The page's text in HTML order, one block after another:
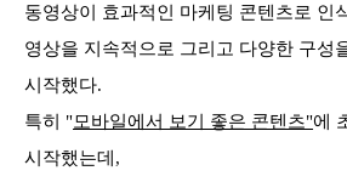
동영상이 효과적인 마케팅 콘텐츠로 인
영상을 지속적으로 그리고 다양한 구성
시작했다.
특히 "모바일에서 보기 좋은 콘텐츠"에
시작했는데,